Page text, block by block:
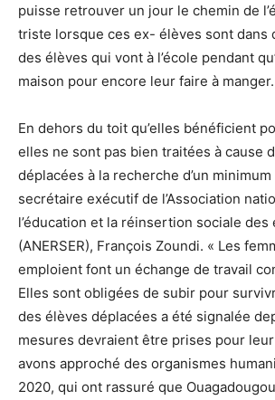
puisse retrouver un jour le chemin de
triste lorsque ces ex- élèves sont dans
des élèves qui vont à l’école pendant
maison pour encore leur faire à manger.
En dehors du toit qu’elles bénéficient
elles ne sont pas bien traitées à cause
déplacées à la recherche d’un
secrétaire exécutif de l’Association
l’éducation et la réinsertion sociale des
(ANERSER), François Zoundi. « Les
emploient font un échange de travail
Elles sont obligées de subir pour
des élèves déplacées a été signalée
mesures devraient être prises pour
avons approché des organismes
2020, qui ont rassuré que